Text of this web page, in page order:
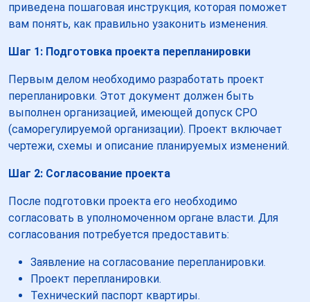
приведена пошаговая инструкция, которая поможет
вам понять, как правильно узаконить изменения.
Шаг 1: Подготовка проекта перепланировки
Первым делом необходимо разработать проект
перепланировки. Этот документ должен быть
выполнен организацией, имеющей допуск СРО
(саморегулируемой организации). Проект включает
чертежи, схемы и описание планируемых изменений.
Шаг 2: Согласование проекта
После подготовки проекта его необходимо
согласовать в уполномоченном органе власти. Для
согласования потребуется предоставить:
Заявление на согласование перепланировки.
Проект перепланировки.
Технический паспорт квартиры.